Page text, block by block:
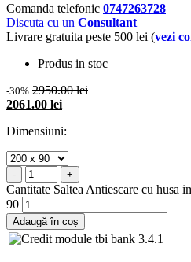
Comanda telefonic 0747263728
Discuta cu un Consultant
Livrare gratuita peste 500 lei (vezi
Produs in stoc
-30% 2950.00 lei
2061.00 lei
Dimensiuni:
- +
Cantitate Saltea Antiescare cu husa
90
Adaugă în coș